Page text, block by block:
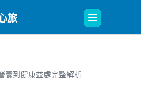
旅
Open
Button
養到健康益處完整解析